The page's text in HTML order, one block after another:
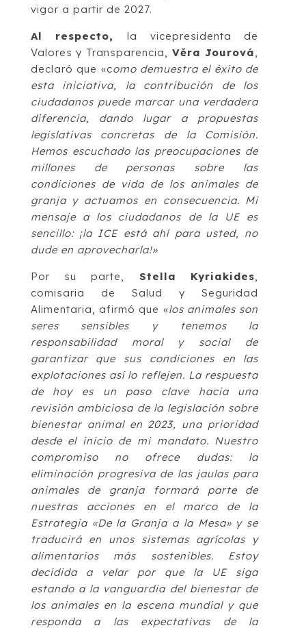
vigor a partir de 2027.
Al respecto, la vicepresidenta de
Valores y Transparencia, Věra Jourová,
declaró que «como demuestra el éxito de
esta iniciativa, la contribución de los
ciudadanos puede marcar una verdadera
diferencia, dando lugar a propuestas
legislativas concretas de la Comisión.
Hemos escuchado las preocupaciones de
millones de personas sobre las
condiciones de vida de los animales de
granja y actuamos en consecuencia. Mi
mensaje a los ciudadanos de la UE es
sencillo: ¡la ICE está ahí para usted, no
dude en aprovecharla!»
Por su parte, Stella Kyriakides,
comisaria de Salud y Seguridad
Alimentaria, afirmó que «los animales son
seres sensibles y tenemos la
responsabilidad moral y social de
garantizar que sus condiciones en las
explotaciones así lo reflejen. La respuesta
de hoy es un paso clave hacia una
revisión ambiciosa de la legislación sobre
bienestar animal en 2023, una prioridad
desde el inicio de mi mandato. Nuestro
compromiso no ofrece dudas: la
eliminación progresiva de las jaulas para
animales de granja formará parte de
nuestras acciones en el marco de la
Estrategia «De la Granja a la Mesa» y se
traducirá en unos sistemas agrícolas y
alimentarios más sostenibles. Estoy
decidida a velar por que la UE siga
estando a la vanguardia del bienestar de
los animales en la escena mundial y que
responda a las expectativas de la